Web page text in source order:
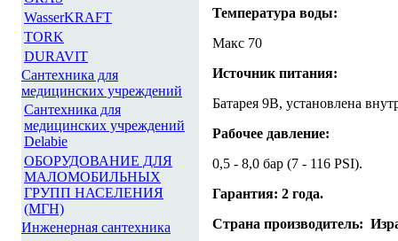
WasserKRAFT
TORK
DURAVIT
Сантехника для
медицинских учреждений
Сантехника для
медицинских учреждений
Delabie
ОБОРУДОВАНИЕ ДЛЯ
МАЛОМОБИЛЬНЫХ
ГРУПП НАСЕЛЕНИЯ
(МГН)
Инженерная сантехника
Температура воды:
Макс 70
Источник питания:
Батарея 9В, установлена
Рабочее давление:
0,5 - 8,0 бар (7 - 116 PSI).
Гарантия: 2 года.
Страна производитель: